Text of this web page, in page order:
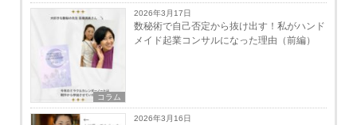
コラム
2026年3月17日
数秘術で自己否定から抜け出す！私がハンド
メイド起業コンサルになった理由（前編）
2026年3月16日